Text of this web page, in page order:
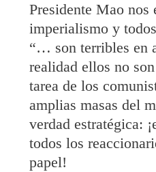
Presidente Mao nos
imperialismo y
“… son terribles en
realidad ellos no
tarea de los
amplias masas del
verdad estratégica:
todos los
papel!